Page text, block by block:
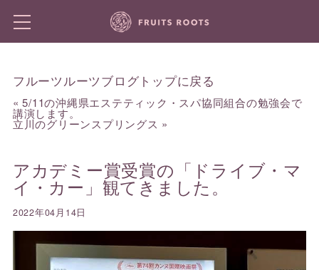
フルーツルーツブログトップに戻る
«5/11の沖縄県エステティック・スパ協同組合の勉強会で
講演します。
立川のグリーンスプリングス »
アカデミー賞受賞の「ドライブ・マ
イ・カー」観てきました。
2022年04月14日